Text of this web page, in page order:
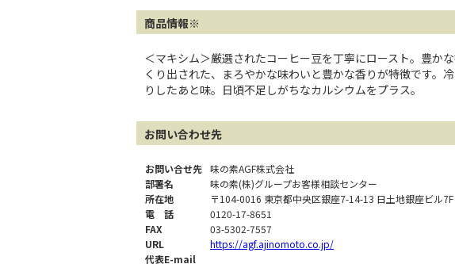
商品情報※
＜マキシム＞厳選されたコーヒー豆を丁寧にロースト。豊か
くり出された、まろやかな味わいと豊かな香りが特徴です。
りしたあと味。日頃不足しがちなカルシウムをプラス。
お問い合わせ先
お問い合せ先 味の素AGF株式会社
部署名
味の素(株)グループお客様相談センター
所在地
〒104-0016 東京都中央区銀座7-14-13 日土地銀座ビル7F
電 話
0120-17-8651
FAX
03-5302-7557
URL
https://agf.ajinomoto.co.jp/
代表E-mail